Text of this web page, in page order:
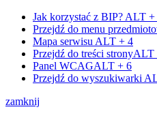
Jak korzystać z BIP? ALT +
Przejdź do menu
Mapa serwisu ALT + 4
Przejdź do treści stronyALT
Panel WCAGALT + 6
Przejdź do wyszukiwarki
zamknij